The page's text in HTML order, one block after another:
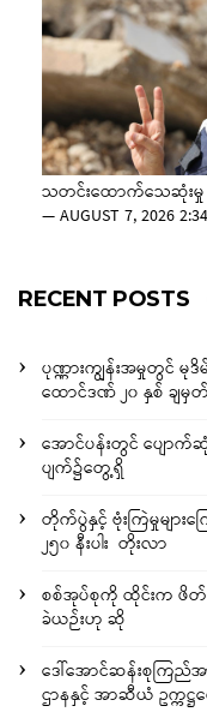
သတင်းထောက်သေဆုံးမှု
—AUGUST 7, 2026
RECENT POSTS
ပုဏ္ဏားကျွန်းအမှုတွင်
ထောင်ဒဏ် ၂၀ နှစ် ချမှတ်
အောင်ပန်းတွင် ပျော
ပျက်၌တွေ့ရှိ
တိုက်ပွဲနှင့် ဗုံးကြဲမှုများ
၂၅၀ နီးပါး တိုးလာ
စစ်အုပ်စုကို ထိုင်းက ဖိ
ခဲယဉ်းဟု ဆို
ဒေါ်အောင်ဆန်းစုကြည်အာ
ဌာနနှင့် အာဆီယံ ဥက္ကဋ္ဌ